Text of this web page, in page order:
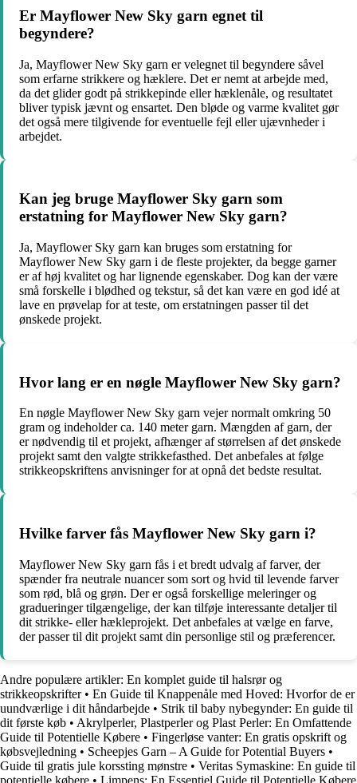
Er Mayflower New Sky garn egnet til
begyndere?
Ja, Mayflower New Sky garn er velegnet til begyndere såvel
som erfarne strikkere og hæklere. Det er nemt at arbejde med,
da det glider godt på strikkepinde eller hæklenåle, og resultatet
bliver typisk jævnt og ensartet. Den bløde og varme kvalitet gør
det også mere tilgivende for eventuelle fejl eller ujævnheder i
arbejdet.
Kan jeg bruge Mayflower Sky garn som
erstatning for Mayflower New Sky garn?
Ja, Mayflower Sky garn kan bruges som erstatning for
Mayflower New Sky garn i de fleste projekter, da begge garner
er af høj kvalitet og har lignende egenskaber. Dog kan der være
små forskelle i blødhed og tekstur, så det kan være en god idé at
lave en prøvelap for at teste, om erstatningen passer til det
ønskede projekt.
Hvor lang er en nøgle Mayflower New Sky garn?
En nøgle Mayflower New Sky garn vejer normalt omkring 50
gram og indeholder ca. 140 meter garn. Mængden af garn, der
er nødvendig til et projekt, afhænger af størrelsen af det ønskede
projekt samt den valgte strikkefasthed. Det anbefales at følge
strikkeopskriftens anvisninger for at opnå det bedste resultat.
Hvilke farver fås Mayflower New Sky garn i?
Mayflower New Sky garn fås i et bredt udvalg af farver, der
spænder fra neutrale nuancer som sort og hvid til levende farver
som rød, blå og grøn. Der er også forskellige meleringer og
gradueringer tilgængelige, der kan tilføje interessante detaljer til
dit strikke- eller hækleprojekt. Det anbefales at vælge en farve,
der passer til dit projekt samt din personlige stil og præferencer.
Andre populære artikler: En komplet guide til halsrør og
strikkeopskrifter• En Guide til Knappenåle med Hoved: Hvorfor de er
uundværlige i dit håndarbejde • Strik til baby nybegynder: En guide til
dit første køb • Akrylperler, Plastperler og Plast Perler: En Omfattende
Guide til Potentielle Købere • Fingerløse vanter: En gratis opskrift og
købsvejledning • Scheepjes Garn – A Guide for Potential Buyers •
Guide til gratis jule korssting mønstre • Veritas Symaskine: En guide til
potentielle købere • Limpens: En Essentiel Guide til Potentielle Købere